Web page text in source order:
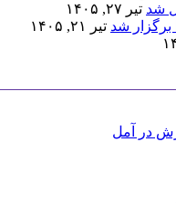
شد تیر ۲۷, ۱۴۰۵
شد تیر ۲۱, ۱۴۰۵
در آمل